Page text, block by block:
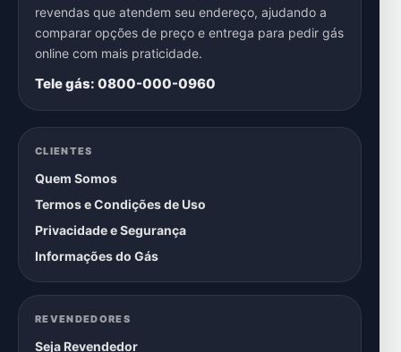
revendas que atendem seu endereço, ajudando a
comparar opções de preço e entrega para pedir gás
online com mais praticidade.
Tele gás: 0800-000-0960
CLIENTES
Quem Somos
Termos e Condições de Uso
Privacidade e Segurança
Informações do Gás
REVENDEDORES
Seja Revendedor